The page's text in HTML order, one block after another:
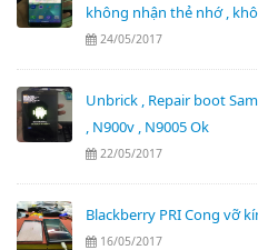
không nhận thẻ nhớ ,
24/05/2017
Unbrick , Repair boot
, N900v , N9005 Ok
22/05/2017
Blackberry PRI Cong vỡ
16/05/2017